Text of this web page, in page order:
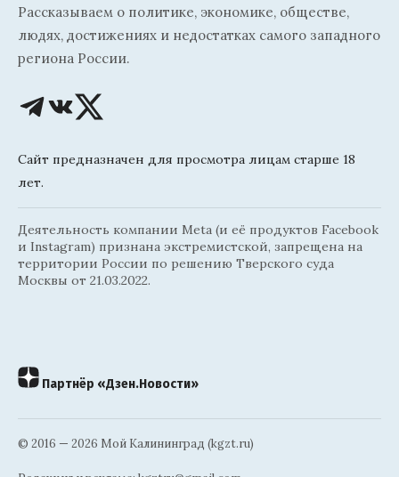
Рассказываем о политике, экономике, обществе,
людях, достижениях и недостатках самого западного
региона России.
Сайт предназначен для просмотра лицам старше 18
лет.
Деятельность компании Meta (и её продуктов Facebook
и Instagram) признана экстремистской, запрещена на
территории России по решению Тверского суда
Москвы от 21.03.2022.
Партнёр «Дзен.Новости»
© 2016 — 2026 Мой Калининград (kgzt.ru)